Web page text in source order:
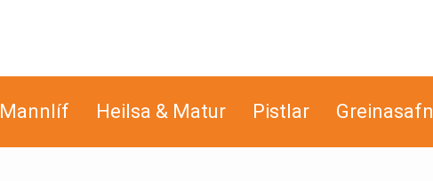
Mannlíf Heilsa & Matur Pistlar Greinasafn